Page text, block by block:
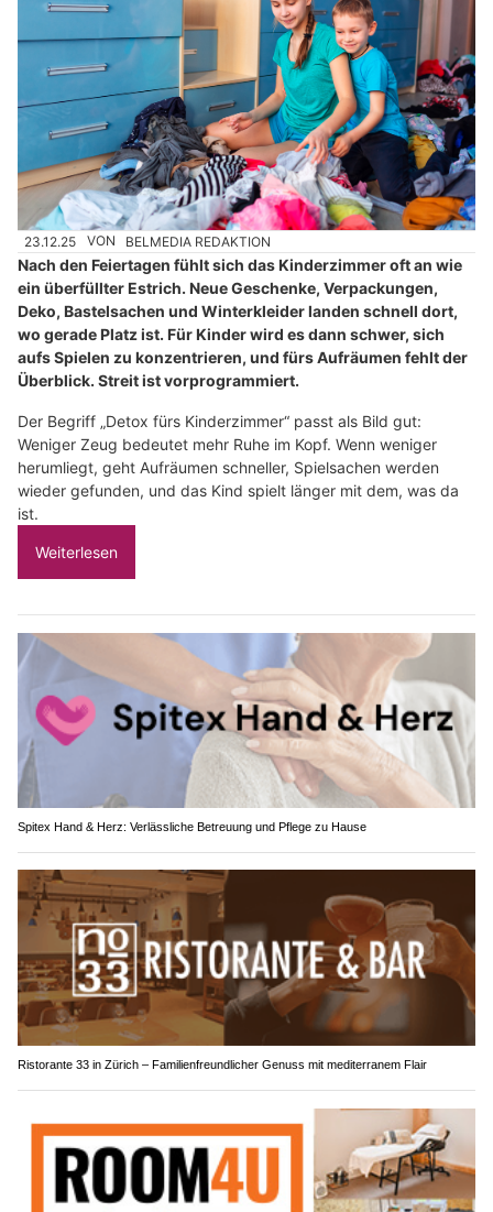
23.12.25 VON BELMEDIA REDAKTION
Nach den Feiertagen fühlt sich das Kinderzimmer oft an wie
ein überfüllter Estrich. Neue Geschenke, Verpackungen,
Deko, Bastelsachen und Winterkleider landen schnell dort,
wo gerade Platz ist. Für Kinder wird es dann schwer, sich
aufs Spielen zu konzentrieren, und fürs Aufräumen fehlt der
Überblick. Streit ist vorprogrammiert.
Der Begriff „Detox fürs Kinderzimmer“ passt als Bild gut:
Weniger Zeug bedeutet mehr Ruhe im Kopf. Wenn weniger
herumliegt, geht Aufräumen schneller, Spielsachen werden
wieder gefunden, und das Kind spielt länger mit dem, was da
ist.
Weiterlesen
Spitex Hand & Herz: Verlässliche Betreuung und Pflege zu Hause
Ristorante 33 in Zürich – Familienfreundlicher Genuss mit mediterranem Flair